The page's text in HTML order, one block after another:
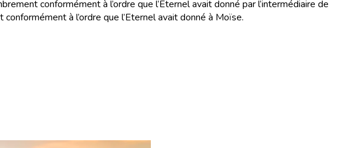
conformément à l’ordre que l’Eternel avait donné par l’intermédiaire de
à l’ordre que l’Eternel avait donné à Moïse.